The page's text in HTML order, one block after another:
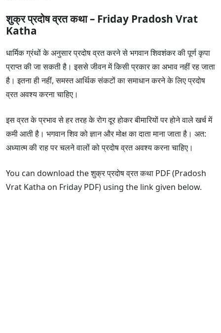
शुक्र प्रदोष व्रत कथा – Friday Pradosh Vrat
Katha
धार्मिक ग्रंथों के अनुसार प्रदोष व्रत करने से भगवान शिवशंकर की पूर्ण कृपा
प्राप्त की जा सकती है। इससे जीवन में किसी प्रकार का अभाव नहीं रह जाता
है। इतना ही नहीं, समस्त आर्थिक संकटों का समाधान करने के लिए प्रदोष
व्रत अवश्य करना चाहिए।
इस व्रत के प्रभाव से हर तरह के रोग दूर होकर बीमारियों पर होने वाले खर्च में
कमी आती है। भगवान शिव को ज्ञान और मोक्ष का दाता माना जाता है। अत:
अध्यात्म की राह पर चलने वालों को प्रदोष व्रत अवश्य करना चाहिए।
You can download the शुक्र प्रदोष व्रत कथा PDF (Pradosh
Vrat Katha on Friday PDF) using the link given below.